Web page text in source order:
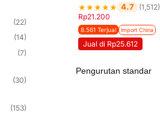
★★★★★ 4.7
(1,512)
Rp21.200
8.561 Terjual Import China
Jual di Rp25.612
(22)
(14)
(7)
(30)
(153)